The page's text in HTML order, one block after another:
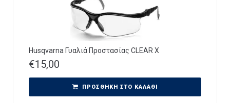
Husqvarna Γυαλιά Προστασίας CLEAR X
€15,00
ΠΡΟΣΘΉΚΗ ΣΤΟ ΚΑΛΆΘΙ